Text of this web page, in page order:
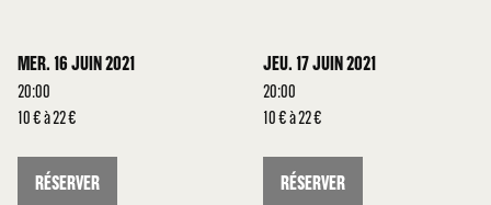
MER. 16 JUIN 2021
20:00
10 € à 22 €
RÉSERVER
JEU. 17 JUIN 2021
20:00
10 € à 22 €
RÉSERVER